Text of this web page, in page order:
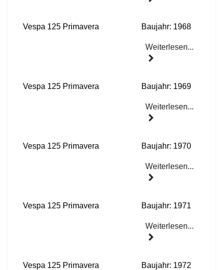
Vespa 125 Primavera Baujahr: 1968
Weiterlesen...
Vespa 125 Primavera Baujahr: 1969
Weiterlesen...
Vespa 125 Primavera Baujahr: 1970
Weiterlesen...
Vespa 125 Primavera Baujahr: 1971
Weiterlesen...
Vespa 125 Primavera Baujahr: 1972